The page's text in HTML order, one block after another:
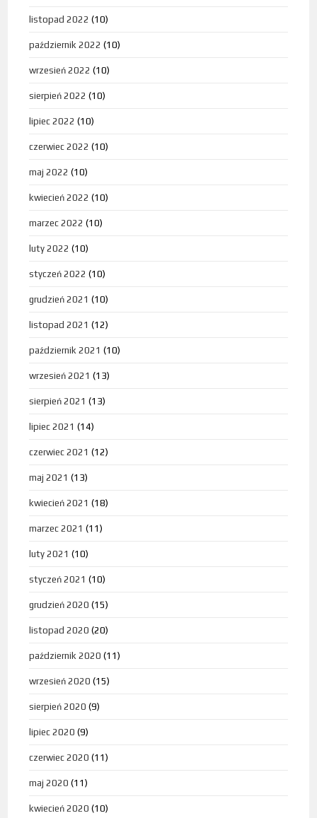
listopad 2022 (10)
październik 2022 (10)
wrzesień 2022 (10)
sierpień 2022 (10)
lipiec 2022 (10)
czerwiec 2022 (10)
maj 2022 (10)
kwiecień 2022 (10)
marzec 2022 (10)
luty 2022 (10)
styczeń 2022 (10)
grudzień 2021 (10)
listopad 2021 (12)
październik 2021 (10)
wrzesień 2021 (13)
sierpień 2021 (13)
lipiec 2021 (14)
czerwiec 2021 (12)
maj 2021 (13)
kwiecień 2021 (18)
marzec 2021 (11)
luty 2021 (10)
styczeń 2021 (10)
grudzień 2020 (15)
listopad 2020 (20)
październik 2020 (11)
wrzesień 2020 (15)
sierpień 2020 (9)
lipiec 2020 (9)
czerwiec 2020 (11)
maj 2020 (11)
kwiecień 2020 (10)